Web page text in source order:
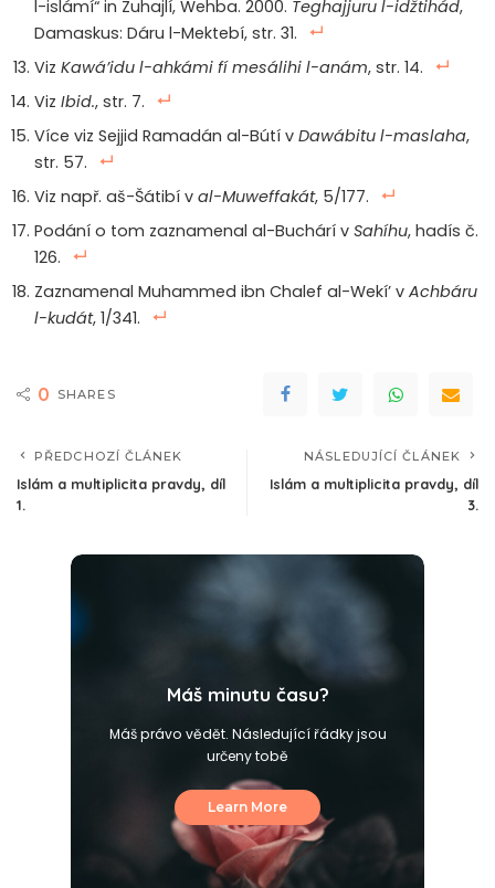
l-islámí“ in Zuhajlí, Wehba. 2000. Teghajjuru l-idžtihád,
Damaskus: Dáru l-Mektebí, str. 31.
Viz Kawá’idu l-ahkámi fí mesálihi l-anám, str. 14.
Viz Ibid., str. 7.
Více viz Sejjid Ramadán al-Bútí v Dawábitu l-maslaha,
str. 57.
Viz např. aš-Šátibí v al-Muweffakát, 5/177.
Podání o tom zaznamenal al-Buchárí v Sahíhu, hadís č.
126.
Zaznamenal Muhammed ibn Chalef al-Wekí’ v Achbáru
l-kudát, 1/341.
0 SHARES
PŘEDCHOZÍ ČLÁNEK
Islám a multiplicita pravdy, díl
1.
NÁSLEDUJÍCÍ ČLÁNEK
Islám a multiplicita pravdy, díl
3.
Máš minutu času?
Máš právo vědět. Následující řádky jsou
určeny tobě
Learn More